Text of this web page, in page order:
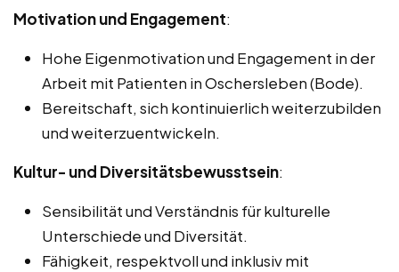
Motivation und Engagement:
Hohe Eigenmotivation und Engagement in der
Arbeit mit Patienten in Oschersleben (Bode).
Bereitschaft, sich kontinuierlich weiterzubilden
und weiterzuentwickeln.
Kultur- und Diversitätsbewusstsein:
Sensibilität und Verständnis für kulturelle
Unterschiede und Diversität.
Fähigkeit, respektvoll und inklusiv mit